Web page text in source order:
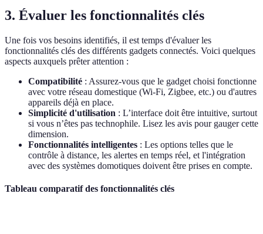
3. Évaluer les fonctionnalités clés
Une fois vos besoins identifiés, il est temps d'évaluer les
fonctionnalités clés des différents gadgets connectés. Voici quelques
aspects auxquels prêter attention :
Compatibilité : Assurez-vous que le gadget choisi fonctionne
avec votre réseau domestique (Wi-Fi, Zigbee, etc.) ou d'autres
appareils déjà en place.
Simplicité d'utilisation : L’interface doit être intuitive, surtout
si vous n’êtes pas technophile. Lisez les avis pour gauger cette
dimension.
Fonctionnalités intelligentes : Les options telles que le
contrôle à distance, les alertes en temps réel, et l'intégration
avec des systèmes domotiques doivent être prises en compte.
Tableau comparatif des fonctionnalités clés